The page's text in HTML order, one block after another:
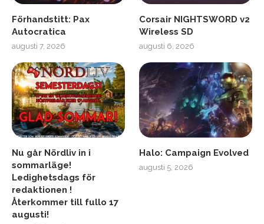
Förhandstitt: Pax
Autocratica
augusti 7, 2026
Corsair NIGHTSWORD v2
Wireless SD
augusti 6, 2026
Nu går Nördliv in i
sommarläge!
Ledighetsdags för
redaktionen !
Återkommer till fullo 17
augusti!
Halo: Campaign Evolved
augusti 5, 2026